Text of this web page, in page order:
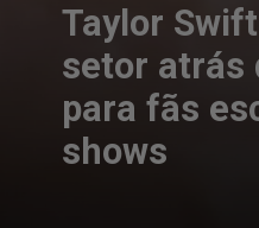
Taylor
setor atrás
para fãs
shows